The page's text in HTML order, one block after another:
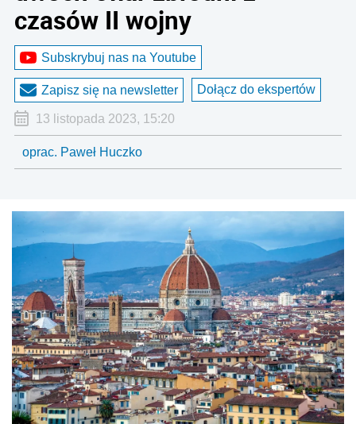
czasów II wojny
Subskrybuj nas na Youtube
Zapisz się na newsletter Dołącz do ekspertów
13 listopada 2023, 15:20
oprac. Paweł Huczko